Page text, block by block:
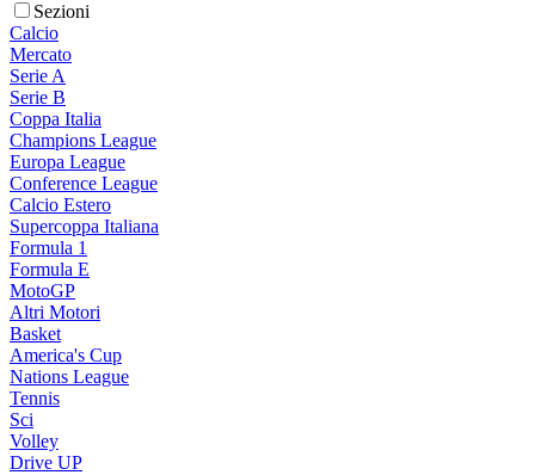
Sezioni
Calcio
Mercato
Serie A
Serie B
Coppa Italia
Champions League
Europa League
Conference League
Calcio Estero
Supercoppa Italiana
Formula 1
Formula E
MotoGP
Altri Motori
Basket
America's Cup
Nations League
Tennis
Sci
Volley
Drive UP